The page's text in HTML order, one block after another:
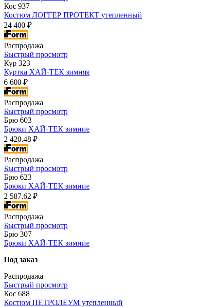
Кос 937
Костюм ЛОГГЕР ПРОТЕКТ утепленный
24 400 ₽
Распродажа
Быстрый просмотр
Кур 323
Куртка ХАЙ-ТЕК зимняя
6 600 ₽
Распродажа
Быстрый просмотр
Брю 603
Брюки ХАЙ-ТЕК зимние
2 420.48 ₽
Распродажа
Быстрый просмотр
Брю 623
Брюки ХАЙ-ТЕК зимние
2 587.62 ₽
Распродажа
Быстрый просмотр
Брю 307
Брюки ХАЙ-ТЕК зимние
Под заказ
Распродажа
Быстрый просмотр
Кос 688
Костюм ПЕТРОЛЕУМ утепленный